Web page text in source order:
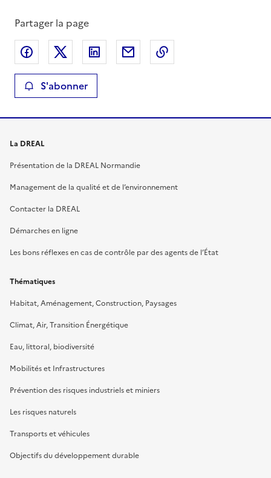
Partager la page
Partager sur Facebook
Partager sur XPartager sur LinkedIn
Partager par email
S'abonner
La DREAL
Présentation de la DREAL Normandie
Management de la qualité et de l’environnement
Contacter la DREAL
Démarches en ligne
Les bons réflexes en cas de contrôle par des agents de l’État
Thématiques
Habitat, Aménagement, Construction, Paysages
Climat, Air, Transition Énergétique
Eau, littoral, biodiversité
Mobilités et Infrastructures
Prévention des risques industriels et miniers
Les risques naturels
Transports et véhicules
Objectifs du développement durable